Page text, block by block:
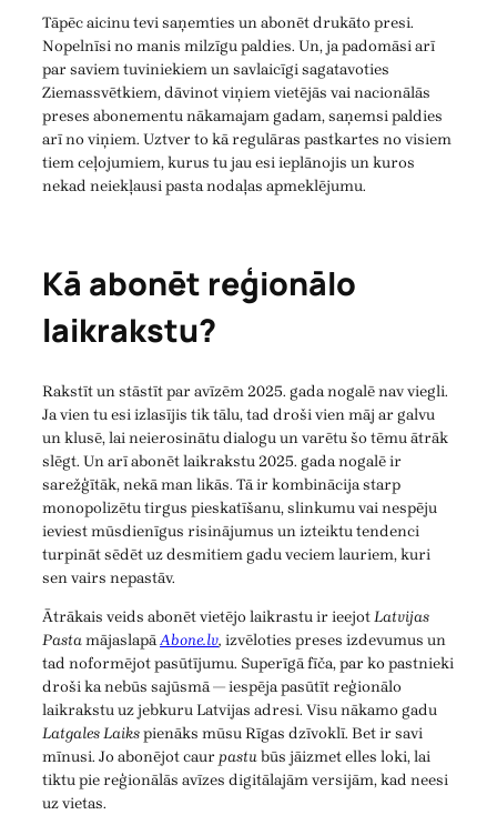
Tāpēc aicinu tevi saņemties un abonēt drukāto presi.
Nopelnīsi no manis milzīgu paldies. Un, ja padomāsi arī
par saviem tuviniekiem un savlaicīgi sagatavoties
Ziemassvētkiem, dāvinot viņiem vietējās vai nacionālās
preses abonementu nākamajam gadam, saņemsi paldies
arī no viņiem. Uztver to kā regulāras pastkartes no visiem
tiem ceļojumiem, kurus tu jau esi ieplānojis un kuros
nekad neiekļausi pasta nodaļas apmeklējumu.
Kā abonēt reģionālo
laikrakstu?
Rakstīt un stāstīt par avīzēm 2025. gada nogalē nav viegli.
Ja vien tu esi izlasījis tik tālu, tad droši vien māj ar galvu
un klusē, lai neierosinātu dialogu un varētu šo tēmu ātrāk
slēgt. Un arī abonēt laikrakstu 2025. gada nogalē ir
sarežģītāk, nekā man likās. Tā ir kombinācija starp
monopolizētu tirgus pieskatīšanu, slinkumu vai nespēju
ieviest mūsdienīgus risinājumus un izteiktu tendenci
turpināt sēdēt uz desmitiem gadu veciem lauriem, kuri
sen vairs nepastāv.
Ātrākais veids abonēt vietējo laikrastu ir ieejotLatvijas
PastamājaslapāAbone.lv, izvēloties preses izdevumus un
tad noformējot pasūtījumu. Superīgā fīča, par ko pastnieki
droši ka nebūs sajūsmā — iespēja pasūtīt reģionālo
laikrakstu uz jebkuru Latvijas adresi. Visu nākamo gadu
Latgales Laikspienāks mūsu Rīgas dzīvoklī. Bet ir savi
mīnusi. Jo abonējot caurpastubūs jāizmet elles loki, lai
tiktu pie reģionālās avīzes digitālajām versijām, kad neesi
uz vietas.